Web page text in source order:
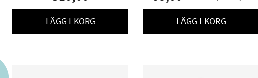
LÄGG I KORG LÄGG I KORG